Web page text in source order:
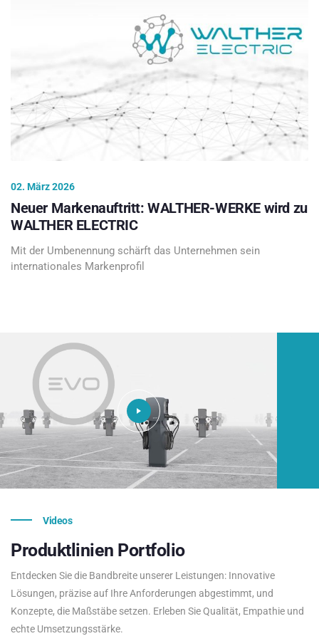
02. März 2026
Neuer Markenauftritt: WALTHER-WERKE wird zu
WALTHER ELECTRIC
Mit der Umbenennung schärft das Unternehmen sein
internationales Markenprofil
Videos
Produktlinien Portfolio
Entdecken Sie die Bandbreite unserer Leistungen: Innovative
Lösungen, präzise auf Ihre Anforderungen abgestimmt, und
Konzepte, die Maßstäbe setzen. Erleben Sie Qualität, Empathie und
echte Umsetzungsstärke.